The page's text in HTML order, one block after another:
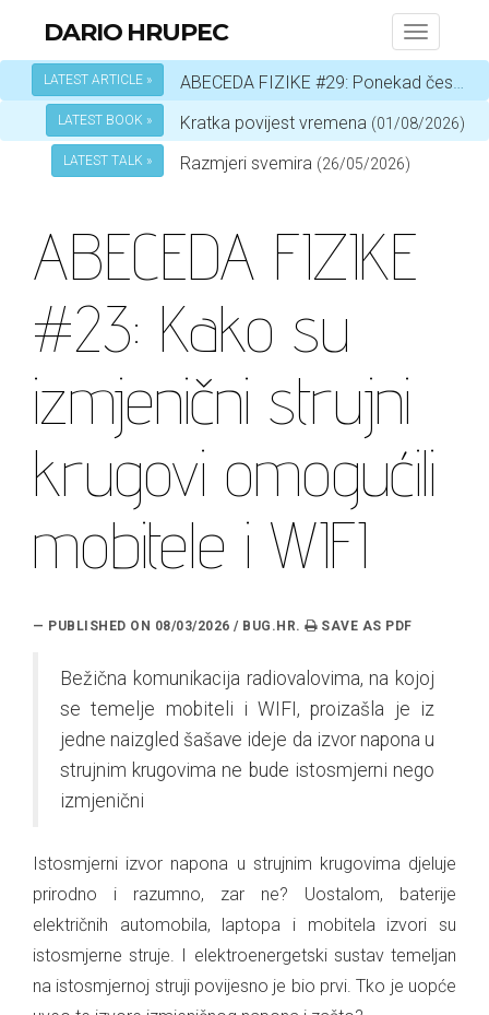
Toggle
DARIO HRUPEC
LATEST ARTICLE » ABECEDA FIZIKE #29: Ponekad čestica, a ponekad val – ovisi o okolnostima
LATEST BOOK » Kratka povijest vremena (01/08/2026)
LATEST TALK » Razmjeri svemira (26/05/2026)
ABECEDA FIZIKE
#23: Kako su
izmjenični strujni
krugovi omogućili
mobitele i WIFI
— PUBLISHED ON 08/03/2026 / BUG.HR.
Bežična komunikacija radiovalovima, na kojoj
se temelje mobiteli i WIFI, proizašla je iz
jedne naizgled šašave ideje da izvor napona u
strujnim krugovima ne bude istosmjerni nego
izmjenični
Istosmjerni izvor napona u strujnim krugovima djeluje
prirodno i razumno, zar ne? Uostalom, baterije
električnih automobila, laptopa i mobitela izvori su
istosmjerne struje. I elektroenergetski sustav temeljan
na istosmjernoj struji povijesno je bio prvi. Tko je uopće